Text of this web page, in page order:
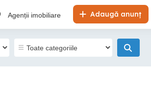
Adaugă anunț
Agenții imobiliare